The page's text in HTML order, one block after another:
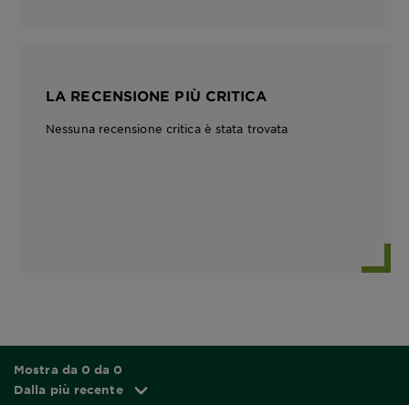
LA RECENSIONE PIÙ CRITICA
Nessuna recensione critica è stata trovata
Mostra da 0 da 0
Dalla più recente